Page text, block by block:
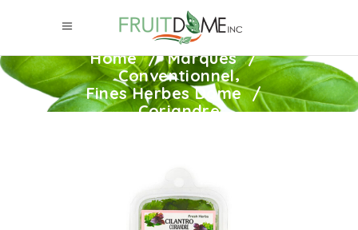
Home/Marques/
Conventionnel,
Fines Herbes Dome/
Coriandre